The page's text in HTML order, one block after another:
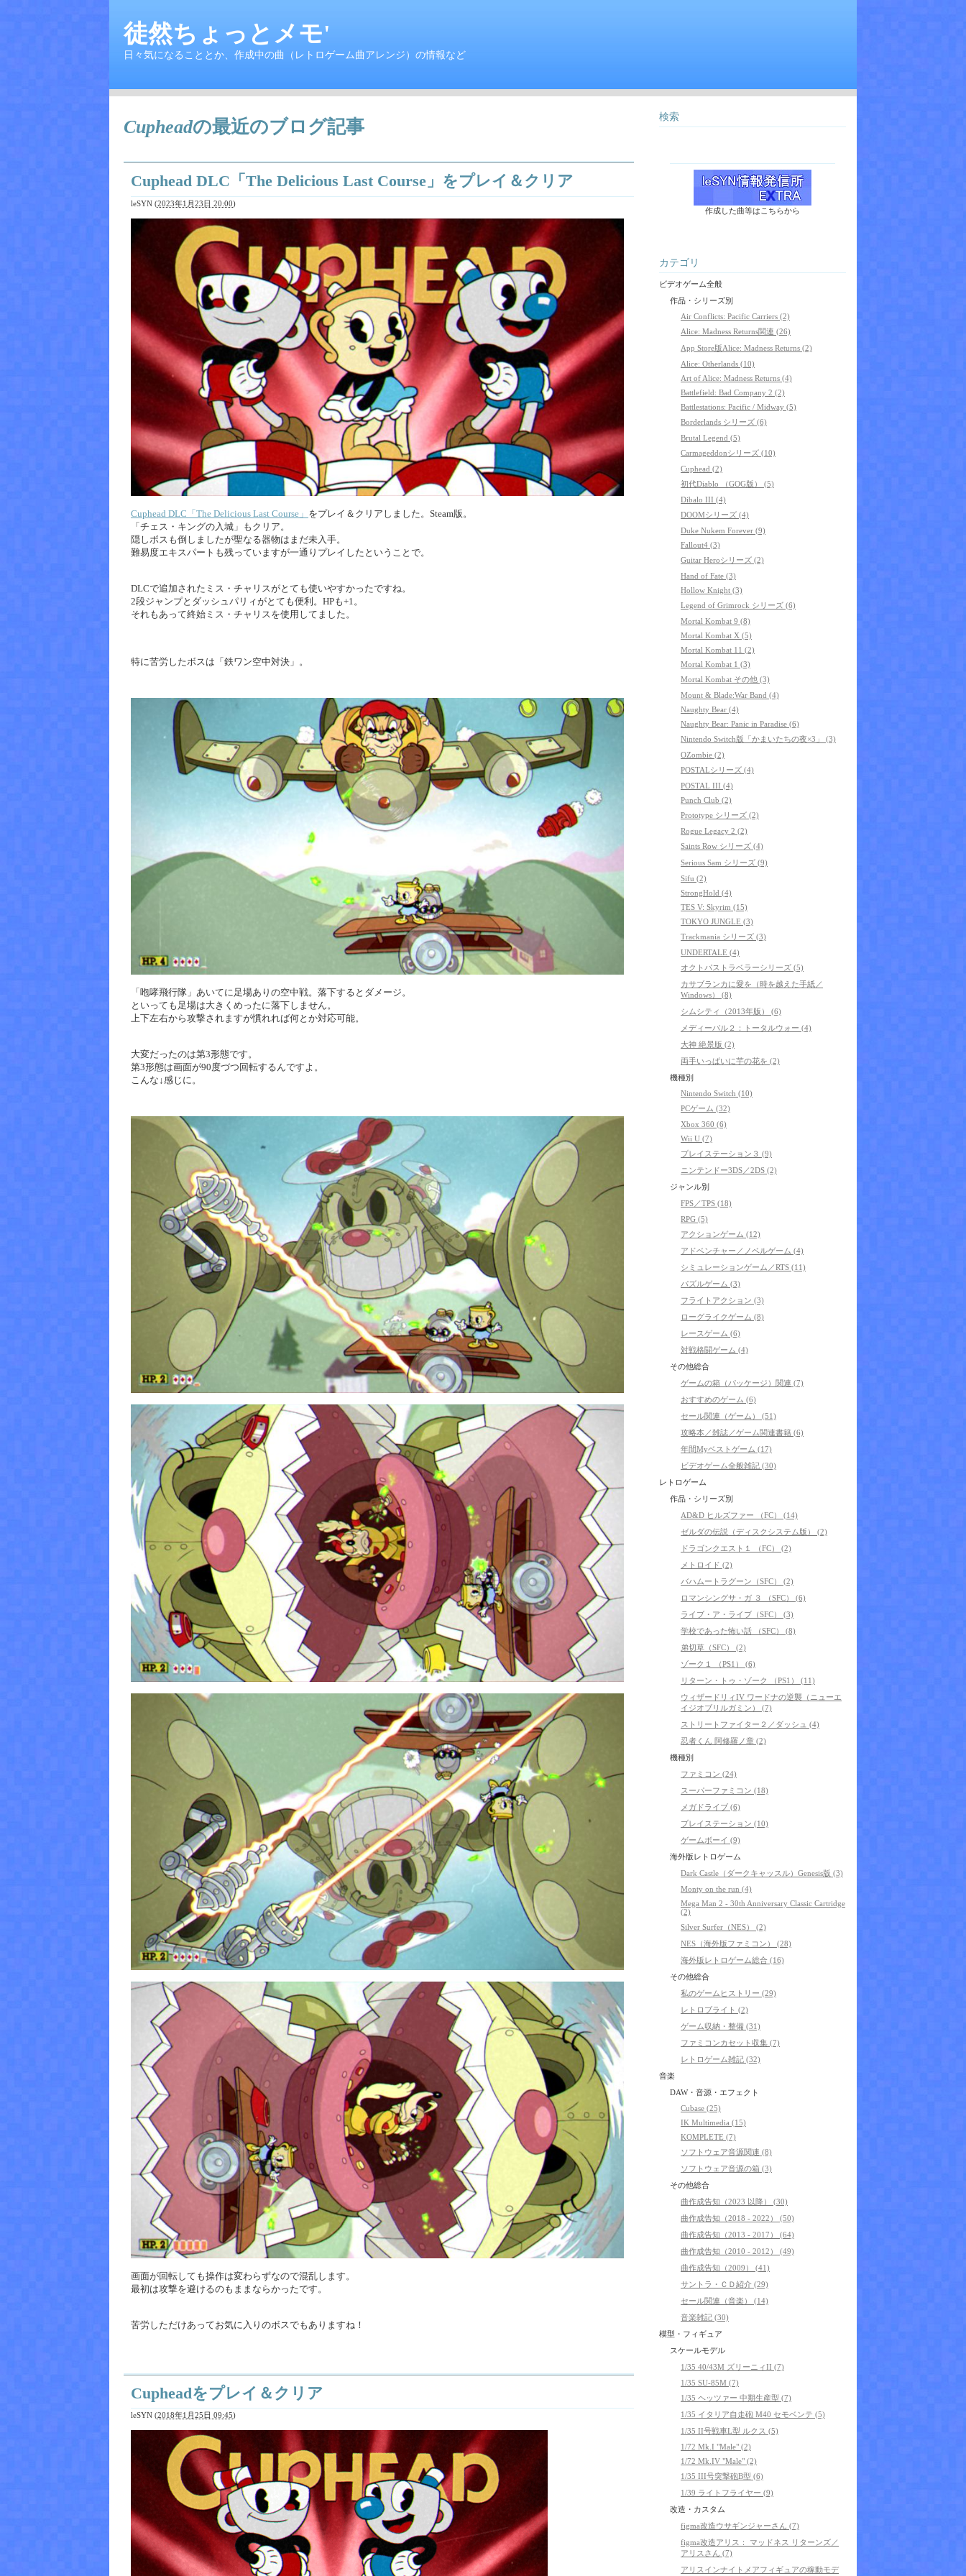
徒然ちょっとメモ'
日々気になることとか、作成中の曲（レトロゲーム曲アレンジ）の情報など
Cupheadの最近のブログ記事
Cuphead DLC「The Delicious Last Course」をプレイ＆クリア
leSYN (2023年1月23日 20:00)
Cuphead DLC「The Delicious Last Course」 をプレイ＆クリアしました。Steam版。
「チェス・キングの入城」もクリア。
隠しボスも倒しましたが聖なる器物はまだ未入手。
難易度エキスパートも残っていますが一通りプレイしたということで。
DLCで追加されたミス・チャリスがとても使いやすかったですね。
2段ジャンプとダッシュパリィがとても便利。HPも+1。
それもあって終始ミス・チャリスを使用してました。
特に苦労したボスは「鉄ワン空中対決」。
「咆哮飛行隊」あいてに足場ありの空中戦。落下するとダメージ。
といっても足場は大きくめったに落下しません。
上下左右から攻撃されますが慣れれば何とか対応可能。
大変だったのは第3形態です。
第3形態は画面が90度づつ回転するんですよ。
こんな↓感じに。
画面が回転しても操作は変わらずなので混乱します。
最初は攻撃を避けるのもままならかったです。
苦労しただけあってお気に入りのボスでもありますね！
Cupheadをプレイ＆クリア
leSYN (2018年1月25日 09:45)
検索
作成した曲等はこちらから
カテゴリ
ビデオゲーム全般
作品・シリーズ別
Air Conflicts: Pacific Carriers (2)
Alice: Madness Returns関連 (26)
App Store版Alice: Madness Returns (2)
Alice: Otherlands (10)
Art of Alice: Madness Returns (4)
Battlefield: Bad Company 2 (2)
Battlestations: Pacific / Midway (5)
Borderlands シリーズ (6)
Brutal Legend (5)
Carmageddonシリーズ (10)
Cuphead (2)
初代Diablo （GOG版） (5)
Dibalo III (4)
DOOMシリーズ (4)
Duke Nukem Forever (9)
Fallout4 (3)
Guitar Heroシリーズ (2)
Hand of Fate (3)
Hollow Knight (3)
Legend of Grimrock シリーズ (6)
Mortal Kombat 9 (8)
Mortal Kombat X (5)
Mortal Kombat 11 (2)
Mortal Kombat 1 (3)
Mortal Kombat その他 (3)
Mount & Blade:War Band (4)
Naughty Bear (4)
Naughty Bear: Panic in Paradise (6)
Nintendo Switch版「かまいたちの夜×3」 (3)
OZombie (2)
POSTALシリーズ (4)
POSTAL III (4)
Punch Club (2)
Prototype シリーズ (2)
Rogue Legacy 2 (2)
Saints Row シリーズ (4)
Serious Sam シリーズ (9)
Sifu (2)
StrongHold (4)
TES V: Skyrim (15)
TOKYO JUNGLE (3)
Trackmania シリーズ (3)
UNDERTALE (4)
オクトパストラベラーシリーズ (5)
カサブランカに愛を（時を越えた手紙／
Windows） (8)
シムシティ（2013年版） (6)
メディーバル２：トータルウォー (4)
大神 絶景版 (2)
両手いっぱいに芋の花を (2)
機種別
Nintendo Switch (10)
PCゲーム (32)
Xbox 360 (6)
Wii U (7)
プレイステーション３ (9)
ニンテンドー3DS／2DS (2)
ジャンル別
FPS／TPS (18)
RPG (5)
アクションゲーム (12)
アドベンチャー／ノベルゲーム (4)
シミュレーションゲーム／RTS (11)
パズルゲーム (3)
フライトアクション (3)
ローグライクゲーム (8)
レースゲーム (6)
対戦格闘ゲーム (4)
その他総合
ゲームの箱（パッケージ）関連 (7)
おすすめのゲーム (6)
セール関連（ゲーム） (51)
攻略本／雑誌／ゲーム関連書籍 (6)
年間Myベストゲーム (17)
ビデオゲーム全般雑記 (30)
レトロゲーム
作品・シリーズ別
AD&D ヒルズファー （FC） (14)
ゼルダの伝説（ディスクシステム版） (2)
ドラゴンクエスト１ （FC） (2)
メトロイド (2)
バハムートラグーン（SFC） (2)
ロマンシングサ・ガ ３ （SFC） (6)
ライブ・ア・ライブ（SFC） (3)
学校であった怖い話 （SFC） (8)
弟切草（SFC） (2)
ゾーク１ （PS1） (6)
リターン・トゥ・ゾーク （PS1） (11)
ウィザードリィIV ワードナの逆襲（ニューエ
イジオブリルガミン） (7)
ストリートファイター２／ダッシュ (4)
忍者くん 阿修羅ノ章 (2)
機種別
ファミコン (24)
スーパーファミコン (18)
メガドライブ (6)
プレイステーション (10)
ゲームボーイ (9)
海外版レトロゲーム
Dark Castle（ダークキャッスル）Genesis版 (3)
Monty on the run (4)
Mega Man 2 - 30th Anniversary Classic Cartridge
(2)
Silver Surfer（NES） (2)
NES（海外版ファミコン） (28)
海外版レトロゲーム総合 (16)
その他総合
私のゲームヒストリー (29)
レトロブライト (2)
ゲーム収納・整備 (31)
ファミコンカセット収集 (7)
レトロゲーム雑記 (32)
音楽
DAW・音源・エフェクト
Cubase (25)
IK Multimedia (15)
KOMPLETE (7)
ソフトウェア音源関連 (8)
ソフトウェア音源の箱 (3)
その他総合
曲作成告知（2023 以降） (30)
曲作成告知（2018 - 2022） (50)
曲作成告知（2013 - 2017） (64)
曲作成告知（2010 - 2012） (49)
曲作成告知（2009） (41)
サントラ・ＣＤ紹介 (29)
セール関連（音楽） (14)
音楽雑記 (30)
模型・フィギュア
スケールモデル
1/35 40/43M ズリーニィII (7)
1/35 SU-85M (7)
1/35 ヘッツァー 中期生産型 (7)
1/35 イタリア自走砲 M40 セモベンテ (5)
1/35 II号戦車L型 ルクス (5)
1/72 Mk.I "Male" (2)
1/72 Mk.IV "Male" (2)
1/35 III号突撃砲B型 (6)
1/39 ライトフライヤー (9)
改造・カスタム
figma改造ウサギンジャーさん (7)
figma改造アリス： マッドネス リターンズ／
アリスさん (7)
アリスインナイトメアフィギュアの稼動モデ